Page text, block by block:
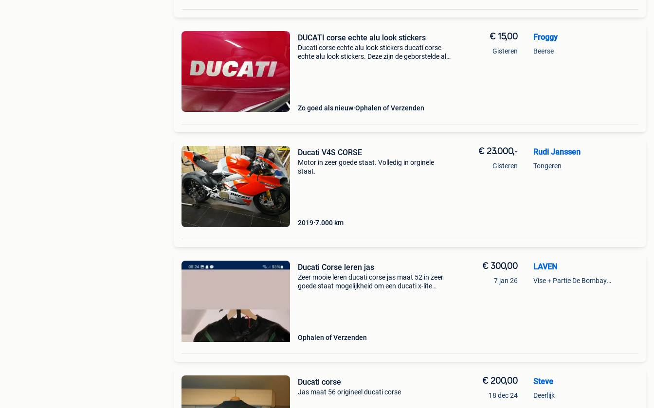
DUCATI corse echte alu look stickers
Ducati corse echte alu look stickers ducati corse
echte alu look stickers. Deze zijn de geborstelde alu
Zo goed als nieuw Ophalen of Verzenden
€ 15,00
Gisteren
Froggy
Beerse
Ducati V4S CORSE
Motor in zeer goede staat. Volledig in orginele
staat.
2019 7.000 km
€ 23.000,-
Gisteren
Rudi Janssen
Tongeren
Ducati Corse leren jas
Zeer mooie leren ducati corse jas maat 52 in zeer
goede staat mogelijkheid om een ducati x-lite
Ophalen of Verzenden
€ 300,00
7 jan 26
LAVEN
Vise + Partie De Bombaye,Hac- Court, Hermalle-Ss-Argenteau
Ducati corse
Jas maat 56 origineel ducati corse
€ 200,00
18 dec 24
Steve
Deerlijk